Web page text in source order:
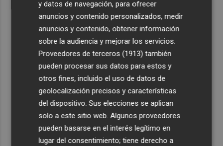
y datos de navegación, para ofrecer
anuncios y contenido personalizados, medir
anuncios y contenido, obtener información
sobre la audiencia y mejorar los servicios.
Proveedores de terceros (1913) también
pueden procesar sus datos para estos y
otros fines, incluido el uso de datos de
geolocalización precisos y características
del dispositivo. Sus elecciones se aplican
solo a este sitio web. Algunos proveedores
pueden basarse en el interés legítimo en
lugar del consentimiento; tiene derecho a